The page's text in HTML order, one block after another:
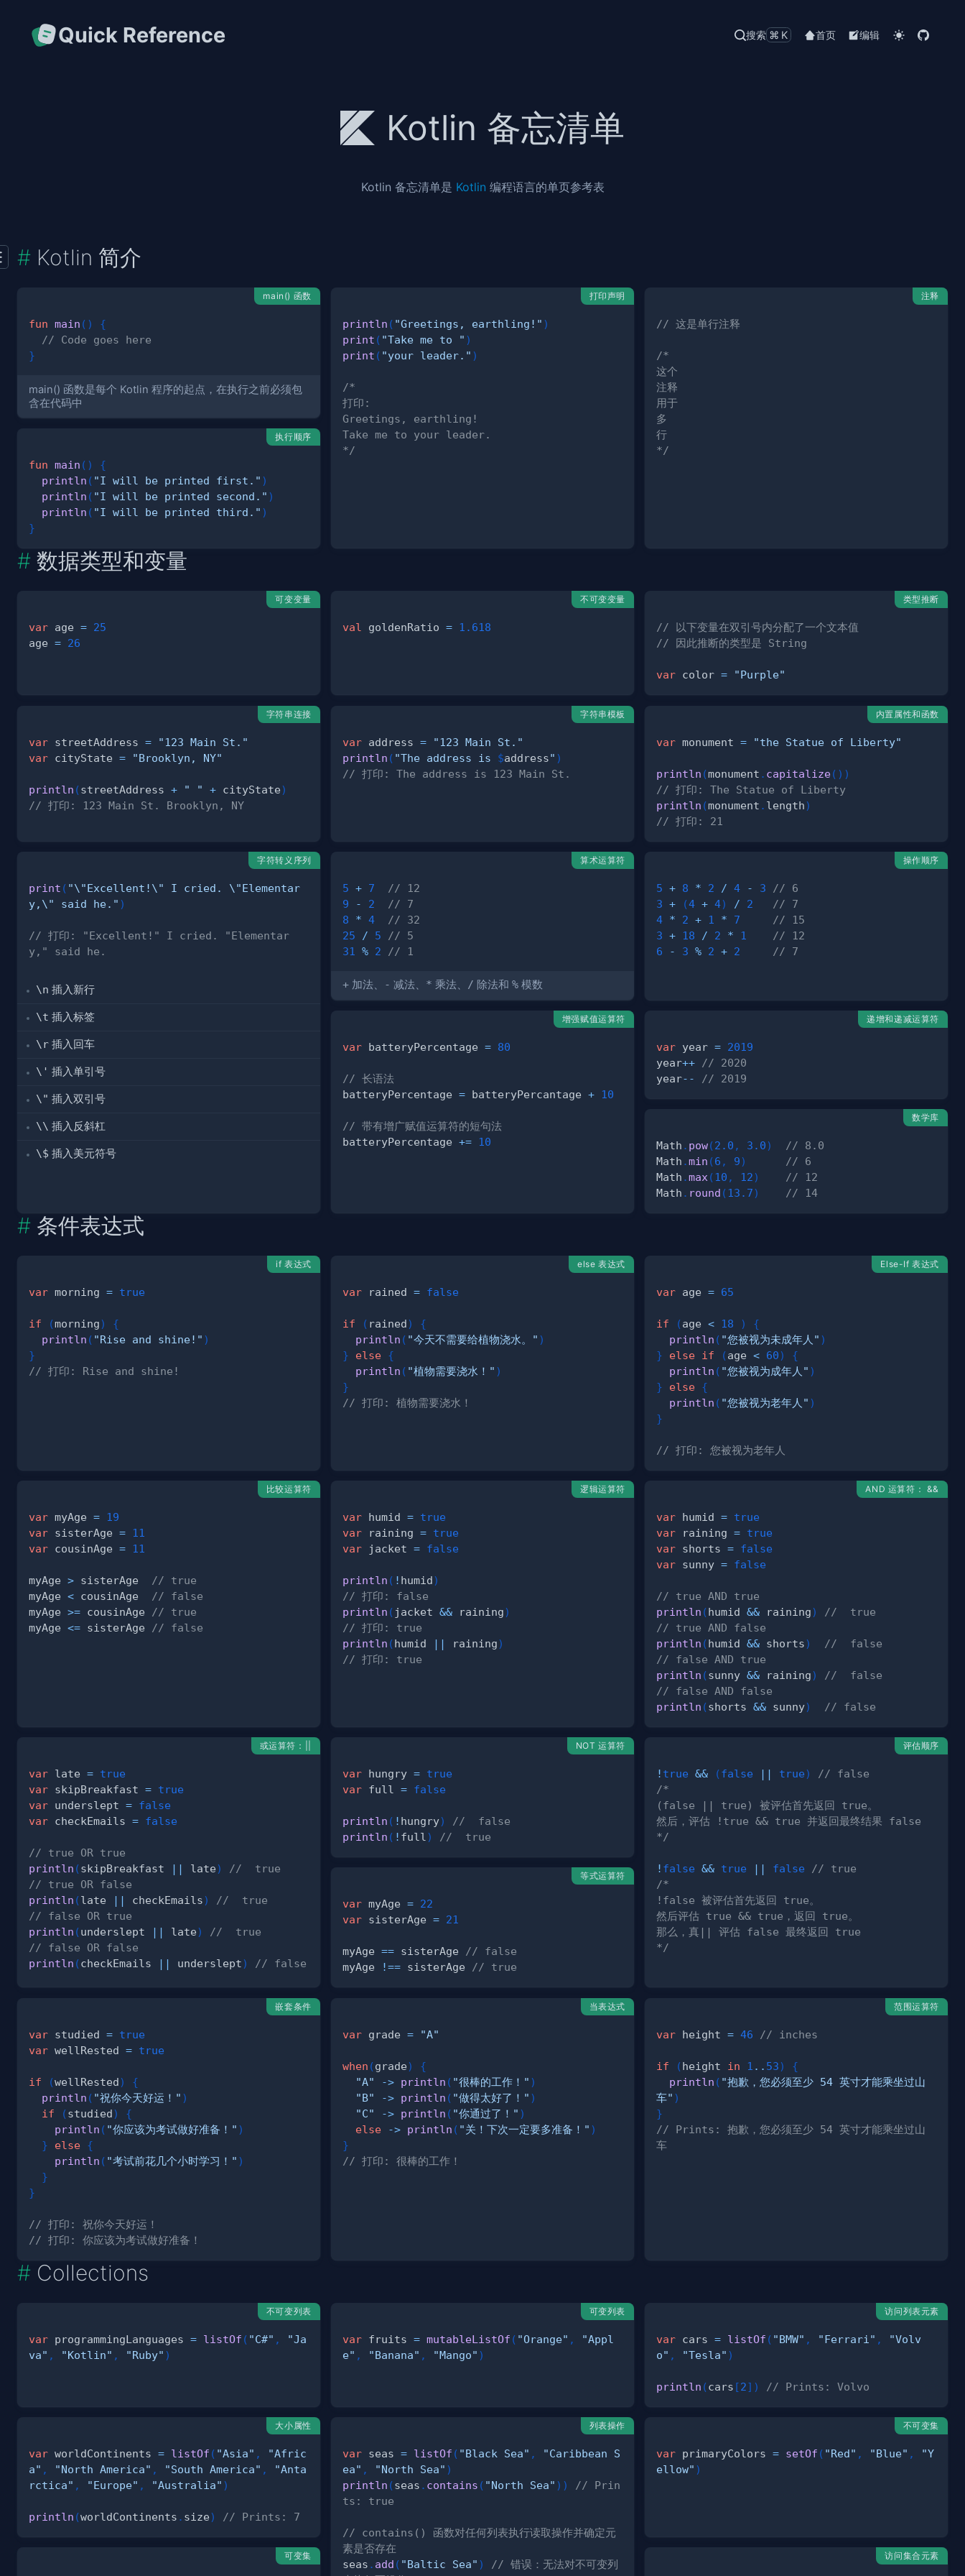
Quick Reference 搜索 ⌘K 首页 编辑
Kotlin 备忘清单
Kotlin 备忘清单是 Kotlin 编程语言的单页参考表
Kotlin 简介
main() 函数
fun main ( )
{
// Code goes here
}
main() 函数是每个 Kotlin 程序的起点，在执行之前必须包
含在代码中
打印声明
println ( "Greetings, earthling!" )
print ( "Take me to " )
print ( "your leader." )
*/
注释
// 这是单行注释
*/
执行顺序
fun main ( )
{
println ( "I will be printed first." )
println ( "I will be printed second." )
println ( "I will be printed third." )
}
数据类型和变量
可变变量
var age = 25
age = 26
不可变变量
val goldenRatio = 1.618
类型推断
// 以下变量在双引号内分配了一个文本值
// 因此推断的类型是 String
var color = "Purple"
字符串连接
var streetAddress =
"123 Main St."
var cityState = "Brooklyn, NY"
println (streetAddress + " " + cityState)
// 打印: 123 Main St. Brooklyn, NY
字符串模板
var address =
"123 Main St."
println ( "The address is $address" )
// 打印: The address is 123 Main St.
内置属性和函数
var monument = "the Statue of Liberty"
println (monument . capitalize( ) )
// 打印: The Statue of Liberty
println (monument . length)
// 打印: 21
字符转义序列
print ( "\"Excellent!\" I cried. \"Elementar
y,\" said he." )
// 打印: "Excellent!" I cried. "Elementar
y," said he.
\n 插入新行
\t 插入标签
\r 插入回车
\' 插入单引号
\" 插入双引号
\\ 插入反斜杠
\$ 插入美元符号
算术运算符
5 + 7
// 12
9
- 2
// 7
8
* 4
// 32
25
/ 5
// 5
31
% 2 // 1
+ 加法、 - 减法、 * 乘法、 / 除法和% 模数
操作顺序
5 + 8 * 2 / 4 - 3
// 6
3 + (4 + 4) / 2
// 7
4 * 2 + 1 * 7
// 15
3 + 18 / 2 * 1
// 12
6
- 3 % 2 + 2 // 7
增强赋值运算符
var batteryPercentage = 80
// 长语法
batteryPercentage = batteryPercantage + 10
// 带有增广赋值运算符的短句法
batteryPercentage += 10
递增和递减运算符
var year = 2019
year++
// 2020
year-- // 2019
数学库
Math . pow(2.0 , 3.0)
// 8.0
Math .min (6 , 9)
// 6
Math .max (10 , 12)
// 12
Math . round (13.7) // 14
条件表达式
if 表达式
var morning = true
if (morning)
{
println ( "Rise and shine!" )
}
// 打印: Rise and shine!
else 表达式
var rained = false
if ( rained)
{
println ( "今天不需要给植物浇水。" )
}
else {
println ( "植物需要浇水！" )
}
// 打印: 植物需要浇水！
Else-If 表达式
var age = 65
if (age < 18 )
{
println ( "您被视为未成年人" )
}
else if (age < 60)
{
println ( "您被视为成年人" )
}
else {
println ( "您被视为老年人" )
}
// 打印: 您被视为老年人
比较运算符
var myAge = 19
var sisterAge = 11
var cousinAge = 11
myAge > sisterAge
// true
myAge < cousinAge
// false
myAge >= cousinAge
// true
myAge <= sisterAge // false
逻辑运算符
var humid = true
var raining = true
var jacket = false
println ( ! humid)
// 打印: false
println ( jacket && raining)
// 打印: true
println (humid || raining)
// 打印: true
AND 运算符： &&
var humid = true
var raining = true
var shorts = false
var sunny = false
// true AND true
println (humid && raining)
//  true
// true AND false
println (humid && shorts)
//  false
// false AND true
println (sunny && raining)
//  false
// false AND false
println (shorts && sunny) // false
或运算符：||
var late = true
var skipBreakfast = true
var underslept = false
var checkEmails = false
// true OR true
println (skipBreakfast || late)
//  true
// true OR false
println (late || checkEmails)
//  true
// false OR true
println (underslept || late)
//  true
// false OR false
println (checkEmails || underslept) // false
NOT 运算符
var hungry = true
var full = false
println ( ! hungry)
//  false
println ( ! full ) //  true
评估顺序
! true && (false || true)
// false
*/
! false && true || false
// true
*/
等式运算符
var myAge = 22
var sisterAge = 21
myAge == sisterAge // false
myAge
!== sisterAge // true
嵌套条件
var studied = true
var wellRested = true
if (wellRested)
{
println ( "祝你今天好运！" )
if
(studied)
{
println ( "你应该为考试做好准备！" )
}
else {
println ( "考试前花几个小时学习！" )
}
}
// 打印: 祝你今天好运！
// 打印: 你应该为考试做好准备！
当表达式
var grade = "A"
when (grade)
{
"A"
-> println ( "很棒的工作！" )
"B"
-> println ( "做得太好了！" )
"C"
-> println ( "你通过了！" )
else
-> println ( "关！下次一定要多准备！" )
}
// 打印: 很棒的工作！
范围运算符
var height = 46 // inches
if (height in 1 .. 53)
{
println ( "抱歉，您必须至少 54 英寸才能乘坐过山
车" )
}
// Prints: 抱歉，您必须至少 54 英寸才能乘坐过山
车
Collections
不可变列表
var programmingLanguages = listOf ( "C#" ,
"Ja
va" , "Kotlin" , "Ruby" )
可变列表
var fruits = mutableListOf ( "Orange" ,
"Appl
e" , "Banana" , "Mango" )
访问列表元素
var cars = listOf ( "BMW" , "Ferrari" ,
"Volv
o" , "Tesla" )
println (cars [2] ) // Prints: Volvo
大小属性
var worldContinents = listOf ( "Asia" ,
"Afric
a" , "North America" , "South America" ,
"Anta
rctica" , "Europe" , "Australia" )
println (worldContinents . size) // Prints: 7
列表操作
var seas = listOf ( "Black Sea" ,
"Caribbean S
ea" , "North Sea" )
println (seas . contains ( "North Sea" ) )
// Prin
ts: true
// contains() 函数对任何列表执行读取操作并确定元
素是否存在
seas . add ( "Baltic Sea" )
// 错误：无法对不可变列
不可变集
var primaryColors = setOf ( "Red" , "Blue" ,
"Y
ellow" )
可变集 访问集合元素